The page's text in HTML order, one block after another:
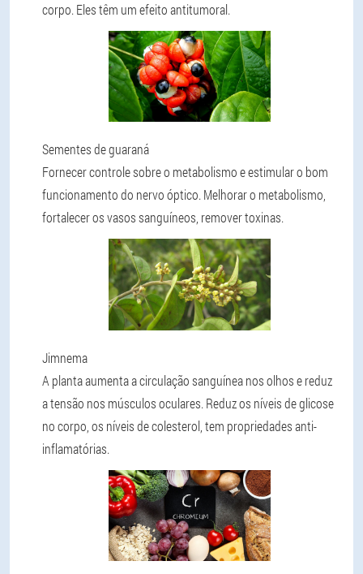
corpo. Eles têm um efeito antitumoral.
Sementes de guaraná
Fornecer controle sobre o metabolismo e estimular o bom
funcionamento do nervo óptico. Melhorar o metabolismo,
fortalecer os vasos sanguíneos, remover toxinas.
Jimnema
A planta aumenta a circulação sanguínea nos olhos e reduz
a tensão nos músculos oculares. Reduz os níveis de glicose
no corpo, os níveis de colesterol, tem propriedades anti-
inflamatórias.